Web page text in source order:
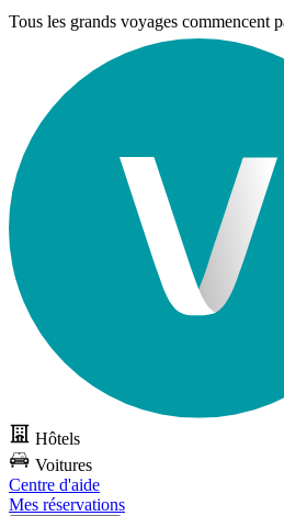
Tous les grands voyages commencent
Hôtels
Voitures
Centre d'aide
Mes réservations